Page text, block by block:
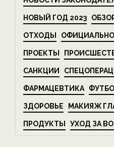
НОВЫЙ ГОД 2023
ОТХОДЫ ОФИЦИАЛЬНО
ПРОЕКТЫ
САНКЦИИ
ФАРМАЦЕВТИКА
ЗДОРОВЬЕ МАКИЯЖ
ПРОДУКТЫ УХОД ЗА